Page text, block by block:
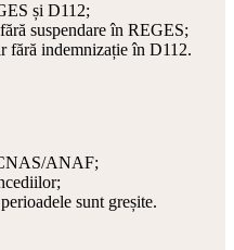
și D112;
suspendare în REGES;
fără indemnizație în D112.
ANAF;
sunt greșite.